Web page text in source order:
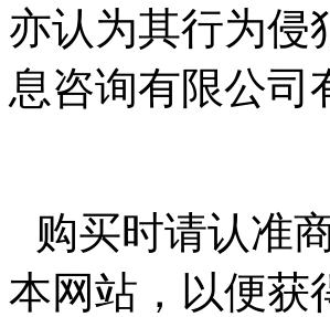
亦认为其行为侵
息咨询有限公司
购买时请认准
本网站，以便获